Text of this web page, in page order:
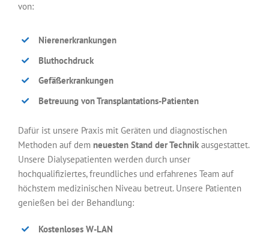
von:
Nierenerkrankungen
Bluthochdruck
Gefäßerkrankungen
Betreuung von Transplantations-Patienten
Dafür ist unsere Praxis mit Geräten und diagnostischen
Methoden auf dem neuesten Stand der Technik ausgestattet.
Unsere Dialysepatienten werden durch unser
hochqualifiziertes, freundliches und erfahrenes Team auf
höchstem medizinischen Niveau betreut. Unsere Patienten
genießen bei der Behandlung:
Kostenloses W-LAN